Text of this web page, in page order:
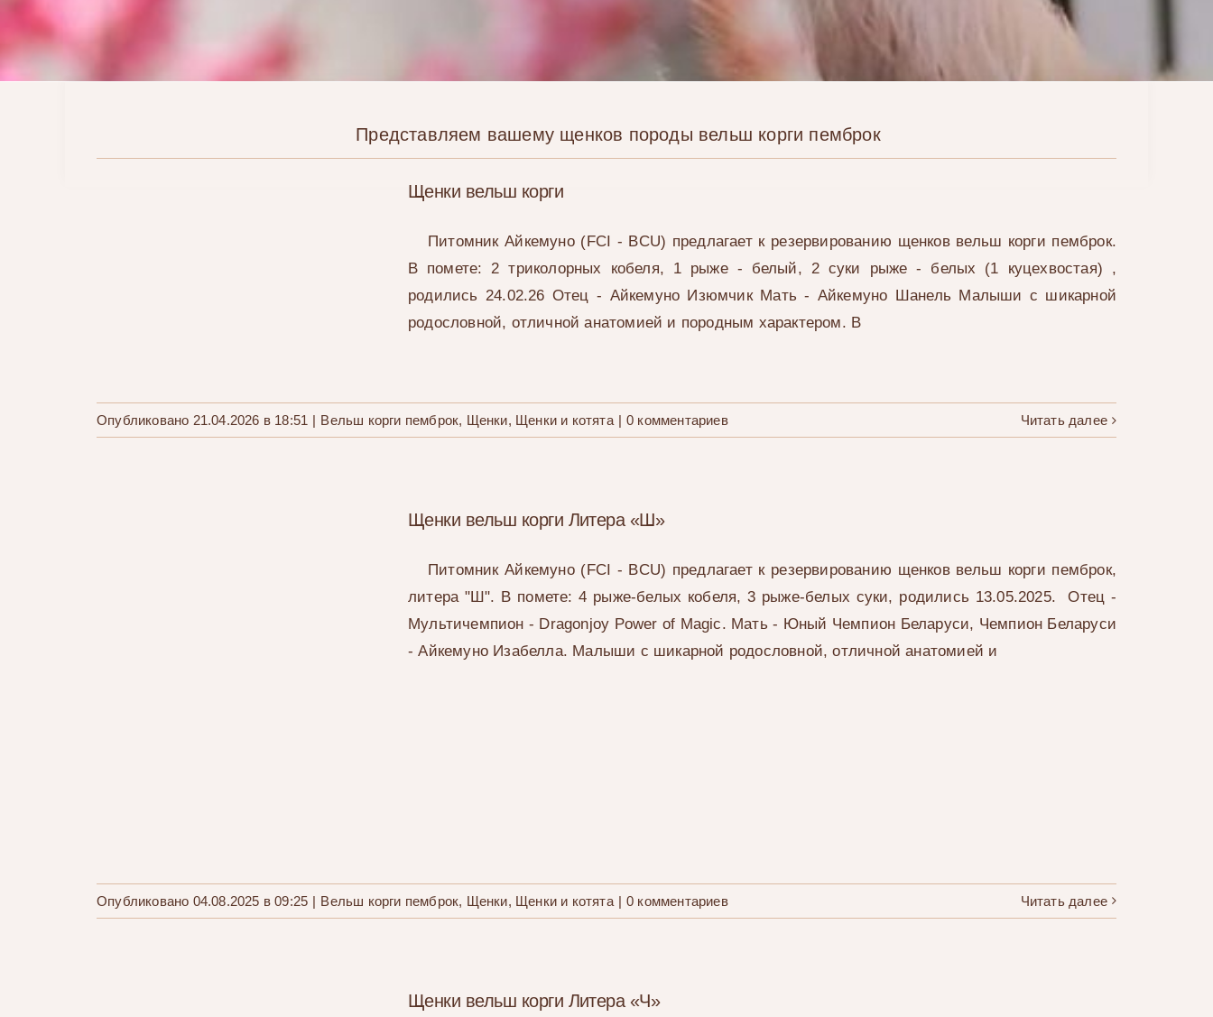
Представляем вашему щенков породы вельш корги пемброк
Щенки вельш корги
Питомник Айкемуно (FCI - BCU) предлагает к резервированию щенков вельш корги пемброк.
В помете: 2 триколорных кобеля, 1 рыже - белый, 2 суки рыже - белых (1 куцехвостая) ,
родились 24.02.26 Отец - Айкемуно Изюмчик Мать - Айкемуно Шанель Малыши с шикарной
родословной, отличной анатомией и породным характером. В
Опубликовано 21.04.2026 в 18:51 | Вельш корги пемброк, Щенки, Щенки и котята | 0 комментариев Читать далее
Щенки вельш корги Литера «Ш»
Питомник Айкемуно (FCI - BCU) предлагает к резервированию щенков вельш корги пемброк,
литера "Ш". В помете: 4 рыже-белых кобеля, 3 рыже-белых суки, родились 13.05.2025. Отец -
Мультичемпион - Dragonjoy Power of Magic. Мать - Юный Чемпион Беларуси, Чемпион Беларуси
- Айкемуно Изабелла. Малыши с шикарной родословной, отличной анатомией и
Опубликовано 04.08.2025 в 09:25 | Вельш корги пемброк, Щенки, Щенки и котята | 0 комментариев Читать далее
Щенки вельш корги Литера «Ч»